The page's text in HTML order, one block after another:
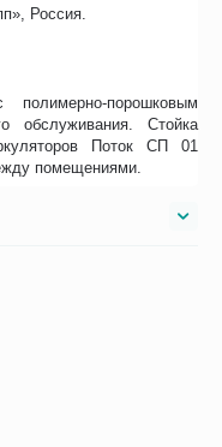
Россия.
порошковым
обслуживания. Стойка
Поток СП 01
помещениями.